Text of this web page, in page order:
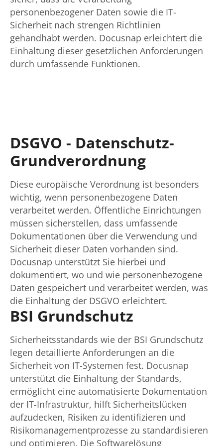
personenbezogener Daten sowie die IT-
Sicherheit nach strengen Richtlinien
gehandhabt werden. Docusnap erleichtert die
Einhaltung dieser gesetzlichen Anforderungen
durch umfassende Funktionen.
DSGVO - Datenschutz-
Grundverordnung
Diese europäische Verordnung ist besonders
wichtig, wenn personenbezogene Daten
verarbeitet werden. Öffentliche Einrichtungen
müssen sicherstellen, dass umfassende
Dokumentationen über die Verwendung und
Sicherheit dieser Daten vorhanden sind.
Docusnap unterstützt Sie hierbei und
dokumentiert, wo und wie personenbezogene
Daten gespeichert und verarbeitet werden, was
die Einhaltung der DSGVO erleichtert.
BSI Grundschutz
Sicherheitsstandards wie der BSI Grundschutz
legen detaillierte Anforderungen an die
Sicherheit von IT-Systemen fest. Docusnap
unterstützt die Einhaltung der Standards,
ermöglicht eine automatisierte Dokumentation
der IT-Infrastruktur, hilft Sicherheitslücken
aufzudecken, Risiken zu identifizieren und
Risikomanagementprozesse zu standardisieren
und optimieren. Die Softwarelösung